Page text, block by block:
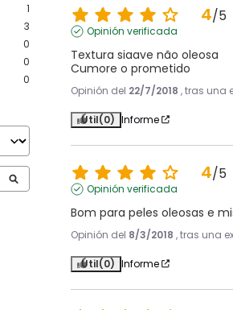
1
3
0
0
0
4/5
Opinión verificada
Textura siaave não oleosa
Cumore o prometido
Opinión del 22/7/2018 , tras una
Útil(0) Informe
4/5
Opinión verificada
Bom para peles oleosas e
Opinión del 8/3/2018 , tras una
Útil(0) Informe